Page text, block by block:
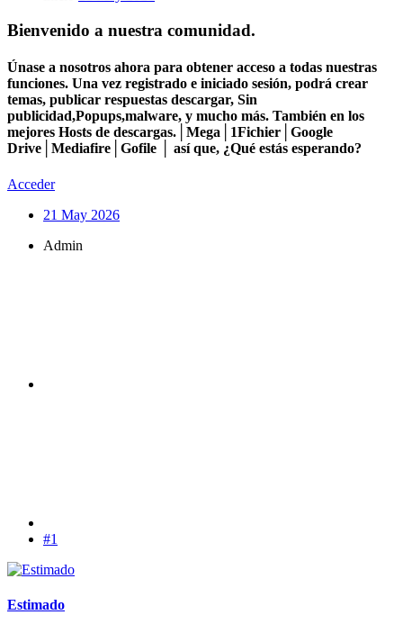
Bienvenido a nuestra comunidad.
Únase a nosotros ahora para obtener acceso a todas nuestras
funciones. Una vez registrado e iniciado sesión, podrá crear
temas, publicar respuestas descargar, Sin
publicidad,Popups,malware, y mucho más. También en los
mejores Hosts de descargas.│Mega│1Fichier│Google
Drive│Mediafire│Gofile │ así que, ¿Qué estás esperando?
Acceder
21 May 2026
Admin
#1
Estimado